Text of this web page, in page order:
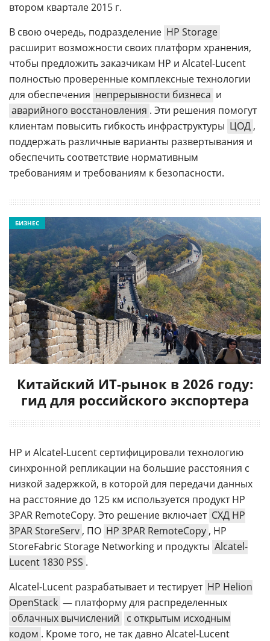
втором квартале 2015 г.
В свою очередь, подразделение HP Storage
расширит возможности своих платформ хранения,
чтобы предложить заказчикам HP и Alcatel-Lucent
полностью проверенные комплексные технологии
для обеспечения непрерывности бизнеса и
аварийного восстановления . Эти решения помогут
клиентам повысить гибкость инфраструктуры ЦОД ,
поддержать различные варианты развертывания и
обеспечить соответствие нормативным
требованиям и требованиям к безопасности.
Китайский ИТ-рынок в 2026 году:
гид для российского экспортера
БИЗНЕС
HP и Alcatel-Lucent сертифицировали технологию
синхронной репликации на большие расстояния с
низкой задержкой, в которой для передачи данных
на расстояние до 125 км используется продукт HP
3PAR RemoteCopy. Это решение включает СХД HP
3PAR StoreServ , ПО HP 3PAR RemoteCopy , HP
StoreFabric Storage Networking и продукты Alcatel-
Lucent 1830 PSS .
Alcatel-Lucent разрабатывает и тестирует HP Helion
OpenStack — платформу для распределенных
облачных вычислений
с открытым исходным
кодом . Кроме того, не так давно Alcatel-Lucent